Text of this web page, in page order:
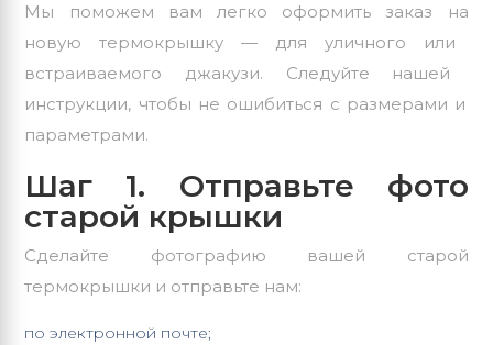
Мы поможем вам легко оформить заказ на
новую термокрышку — для уличного или
встраиваемого джакузи. Следуйте нашей
инструкции, чтобы не ошибиться с размерами и
параметрами.
Шаг 1. Отправьте фото
старой крышки
Сделайте фотографию вашей старой
термокрышки и отправьте нам:
по электронной почте;